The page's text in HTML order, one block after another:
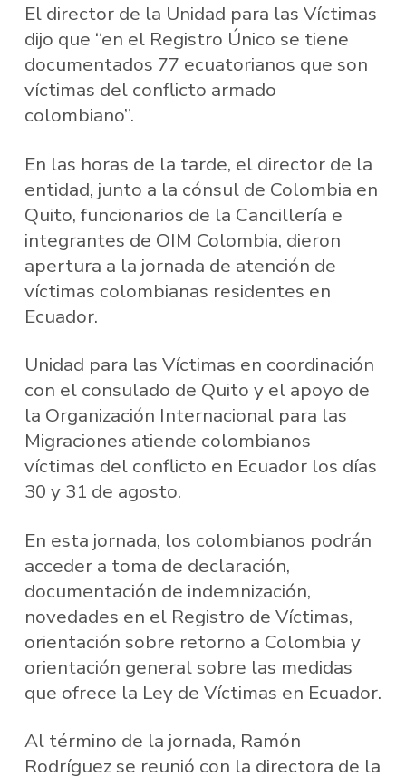
El director de la Unidad para las Víctimas
dijo que “en el Registro Único se tiene
documentados 77 ecuatorianos que son
víctimas del conflicto armado
colombiano”.
En las horas de la tarde, el director de la
entidad, junto a la cónsul de Colombia en
Quito, funcionarios de la Cancillería e
integrantes de OIM Colombia, dieron
apertura a la jornada de atención de
víctimas colombianas residentes en
Ecuador.
Unidad para las Víctimas en coordinación
con el consulado de Quito y el apoyo de
la Organización Internacional para las
Migraciones atiende colombianos
víctimas del conflicto en Ecuador los días
30 y 31 de agosto.
En esta jornada, los colombianos podrán
acceder a toma de declaración,
documentación de indemnización,
novedades en el Registro de Víctimas,
orientación sobre retorno a Colombia y
orientación general sobre las medidas
que ofrece la Ley de Víctimas en Ecuador.
Al término de la jornada, Ramón
Rodríguez se reunió con la directora de la